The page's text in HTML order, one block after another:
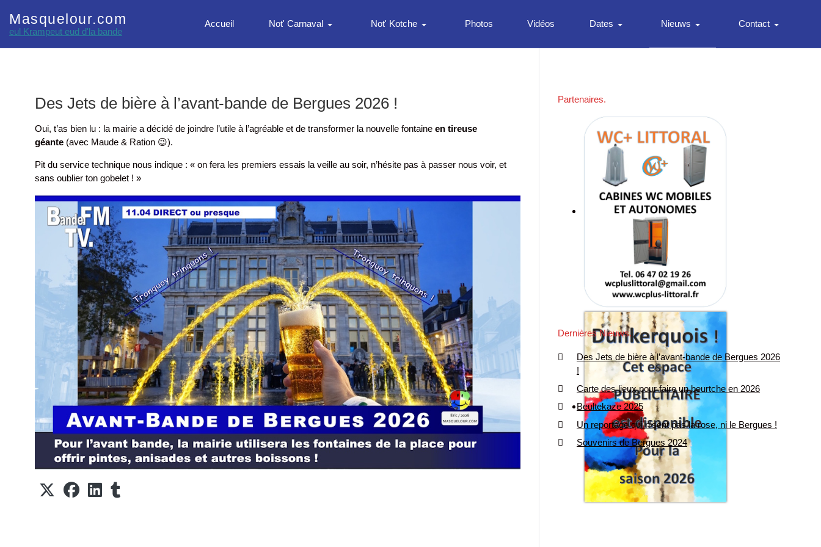
Masquelour.com
eul Krampeut eud d'la bande
Accueil Not' Carnaval Not' Kotche Photos Vidéos Dates Nieuws Contact
Des Jets de bière à l’avant-bande de Bergues 2026 !
Oui, t’as bien lu : la mairie a décidé de joindre l’utile à l’agréable et de transformer la nouvelle fontaine en tireuse
géante (avec Maude & Ration 😉).
Pit du service technique nous indique : « on fera les premiers essais la veille au soir, n’hésite pas à passer nous voir, et
sans oublier ton gobelet ! »
Partenaires
Dernières Nieuws
Des Jets de bière à l’avant-bande de Bergues 2026
!
Carte des lieux pour faire un beurtche en 2026
Beultekaze 2025
Un reportage qui n'sent pas la rose, ni le Bergues !
Souvenirs de Bergues 2024